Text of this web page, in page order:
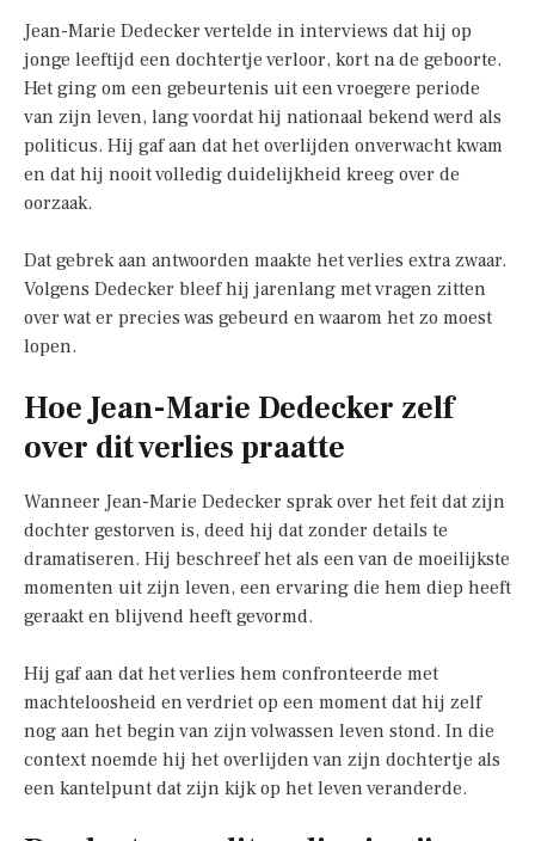
Jean-Marie Dedecker vertelde in interviews dat hij op
jonge leeftijd een dochtertje verloor, kort na de geboorte.
Het ging om een gebeurtenis uit een vroegere periode
van zijn leven, lang voordat hij nationaal bekend werd als
politicus. Hij gaf aan dat het overlijden onverwacht kwam
en dat hij nooit volledig duidelijkheid kreeg over de
oorzaak.
Dat gebrek aan antwoorden maakte het verlies extra zwaar.
Volgens Dedecker bleef hij jarenlang met vragen zitten
over wat er precies was gebeurd en waarom het zo moest
lopen.
Hoe Jean-Marie Dedecker zelf
over dit verlies praatte
Wanneer Jean-Marie Dedecker sprak over het feit dat zijn
dochter gestorven is, deed hij dat zonder details te
dramatiseren. Hij beschreef het als een van de moeilijkste
momenten uit zijn leven, een ervaring die hem diep heeft
geraakt en blijvend heeft gevormd.
Hij gaf aan dat het verlies hem confronteerde met
machteloosheid en verdriet op een moment dat hij zelf
nog aan het begin van zijn volwassen leven stond. In die
context noemde hij het overlijden van zijn dochtertje als
een kantelpunt dat zijn kijk op het leven veranderde.